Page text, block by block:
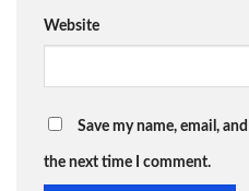
Website
Save my name, email,
the next time I comment.